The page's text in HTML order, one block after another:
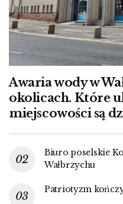
Awaria wody w
okolicach. Które
miejscowości są
Biuro poselskie
Wałbrzychu
Patriotyzm